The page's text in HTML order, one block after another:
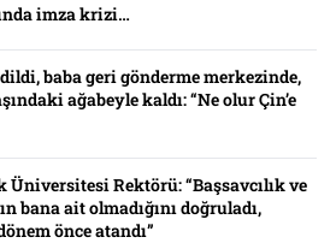
imza krizi…
baba geri gönderme merkezinde,
ağabeyle kaldı: “Ne olur Çin’e
Üniversitesi Rektörü: “Başsavcılık ve
bana ait olmadığını doğruladı,
önce atandı”